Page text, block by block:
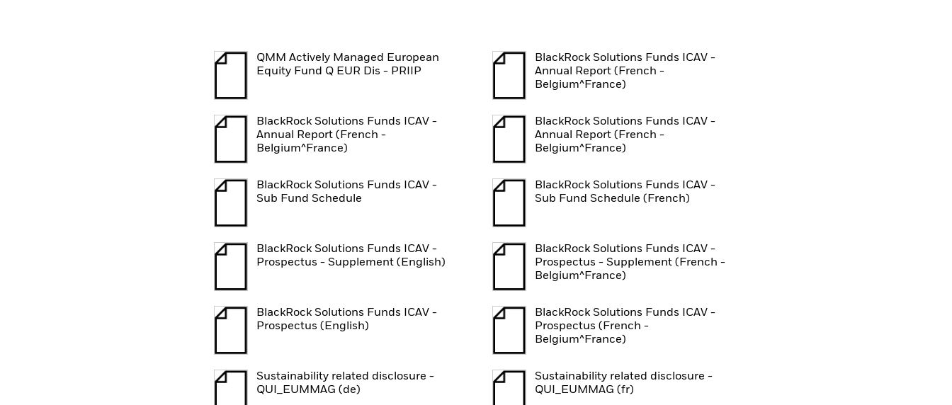
QMM Actively Managed European
Equity Fund Q EUR Dis - PRIIP
BlackRock Solutions Funds ICAV -
Annual Report (French -
Belgium^France)
BlackRock Solutions Funds ICAV -
Annual Report (French -
Belgium^France)
BlackRock Solutions Funds ICAV -
Annual Report (French -
Belgium^France)
BlackRock Solutions Funds ICAV -
Sub Fund Schedule
BlackRock Solutions Funds ICAV -
Sub Fund Schedule (French)
BlackRock Solutions Funds ICAV -
Prospectus - Supplement (English)
BlackRock Solutions Funds ICAV -
Prospectus - Supplement (French -
Belgium^France)
BlackRock Solutions Funds ICAV -
Prospectus (English)
BlackRock Solutions Funds ICAV -
Prospectus (French -
Belgium^France)
Sustainability related disclosure -
QUI_EUMMAG (de)
Sustainability related disclosure -
QUI_EUMMAG (fr)